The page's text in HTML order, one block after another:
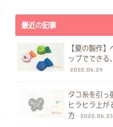
最近の記事
【夏の製作
ップでできる
2022.06.29
タコ糸を引っ
ヒラヒラ上が
方
2022.06.23